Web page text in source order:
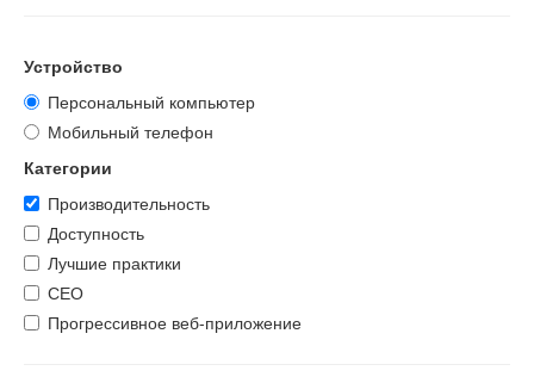
Устройство
Персональный компьютер
Мобильный телефон
Категории
Производительность
Доступность
Лучшие практики
СЕО
Прогрессивное веб-приложение